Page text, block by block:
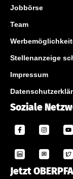
Jobbörse
Team
Stellenanzeige
Impressum
Soziale
Jetzt